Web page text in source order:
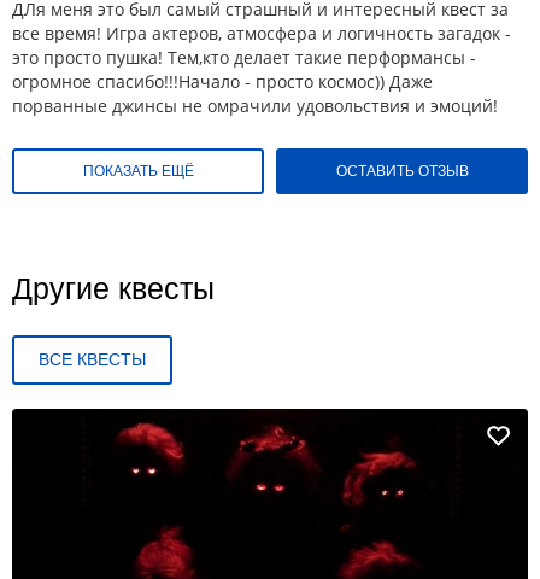
ДЛя меня это был самый страшный и интересный квест за
все время! Игра актеров, атмосфера и логичность загадок -
это просто пушка! Тем,кто делает такие перформансы -
огромное спасибо!!!Начало - просто космос)) Даже
порванные джинсы не омрачили удовольствия и эмоций!
ПОКАЗАТЬ ЕЩЁ ОСТАВИТЬ ОТЗЫВ
Другие квесты
ВСЕ КВЕСТЫ